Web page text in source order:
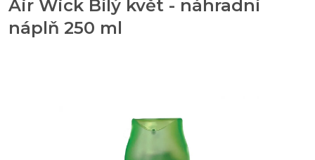
Air Wick Bílý květ - náhradní
náplň 250 ml